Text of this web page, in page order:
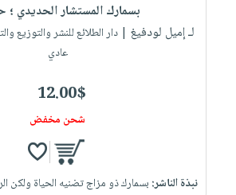
بسمارك المستشار الحديدي ؛
لـ إميل لودفيغ | دار الطلائع للنشر والتوزيع
عادي
12.00$
شحن مخفض
نبذة الناشر: بسمارك ذو مزاج تضنيه الحياة ولكن